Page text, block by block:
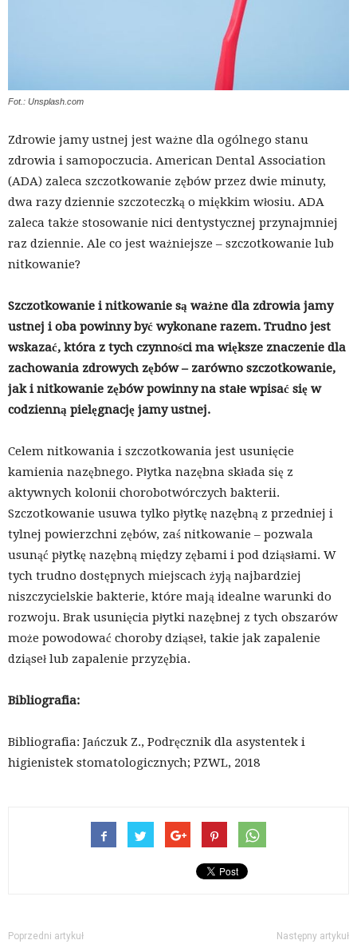
Fot.: Unsplash.com
Zdrowie jamy ustnej jest ważne dla ogólnego stanu
zdrowia i samopoczucia. American Dental Association
(ADA) zaleca szczotkowanie zębów przez dwie minuty,
dwa razy dziennie szczoteczką o miękkim włosiu. ADA
zaleca także stosowanie nici dentystycznej przynajmniej
raz dziennie. Ale co jest ważniejsze – szczotkowanie lub
nitkowanie?
Szczotkowanie i nitkowanie są ważne dla zdrowia jamy
ustnej i oba powinny być wykonane razem. Trudno jest
wskazać, która z tych czynności ma większe znaczenie dla
zachowania zdrowych zębów – zarówno szczotkowanie,
jak i nitkowanie zębów powinny na stałe wpisać się w
codzienną pielęgnację jamy ustnej.
Celem nitkowania i szczotkowania jest usunięcie
kamienia nazębnego. Płytka nazębna składa się z
aktywnych kolonii chorobotwórczych bakterii.
Szczotkowanie usuwa tylko płytkę nazębną z przedniej i
tylnej powierzchni zębów, zaś nitkowanie – pozwala
usunąć płytkę nazębną między zębami i pod dziąsłami. W
tych trudno dostępnych miejscach żyją najbardziej
niszczycielskie bakterie, które mają idealne warunki do
rozwoju. Brak usunięcia płytki nazębnej z tych obszarów
może powodować choroby dziąseł, takie jak zapalenie
dziąseł lub zapalenie przyzębia.
Bibliografia:
Bibliografia: Jańczuk Z., Podręcznik dla asystentek i
higienistek stomatologicznych; PZWL, 2018
Poprzedni artykuł Następny artykuł